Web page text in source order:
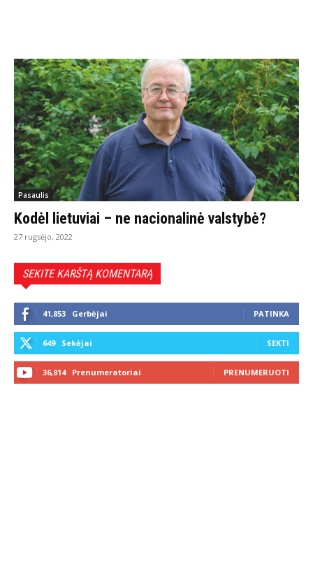
Pasaulis
Kodėl lietuviai – ne nacionalinė valstybė?
27 rugsėjo, 2022
SEKITE KARŠTĄ KOMENTARĄ
41,853 Gerbėjai PATINKA
649 Sekėjai SEKTI
36,814 Prenumeratoriai PRENUMERUOTI